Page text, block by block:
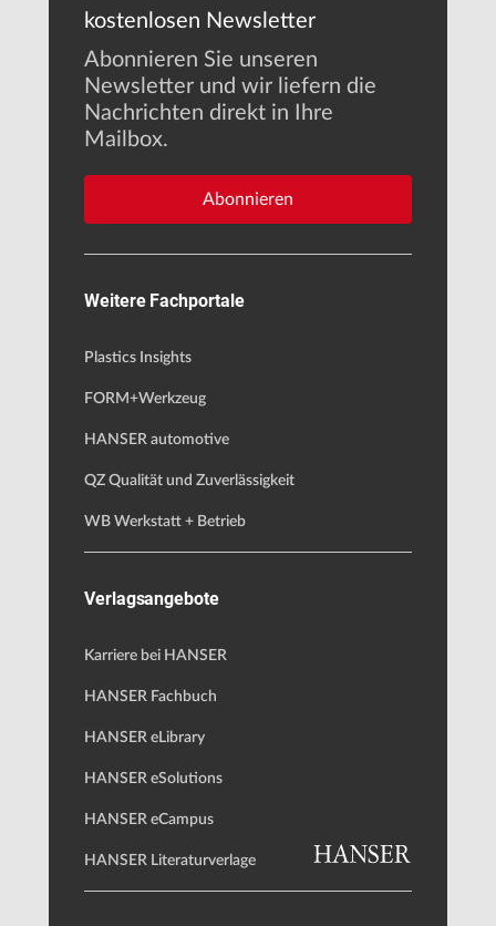
kostenlosen Newsletter
Abonnieren Sie unseren
Newsletter und wir liefern die
Nachrichten direkt in Ihre
Mailbox.
Abonnieren
Weitere Fachportale
Plastics Insights
FORM+Werkzeug
HANSER automotive
QZ Qualität und Zuverlässigkeit
WB Werkstatt + Betrieb
Verlagsangebote
Karriere bei HANSER
HANSER Fachbuch
HANSER eLibrary
HANSER eSolutions
HANSER eCampus
HANSER Literaturverlage